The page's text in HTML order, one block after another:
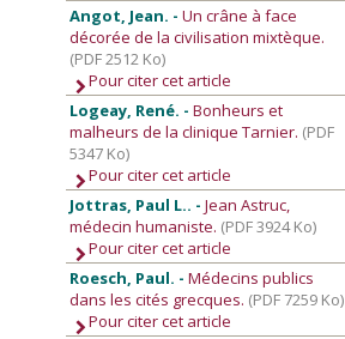
Angot, Jean. -Un crâne à face
décorée de la civilisation mixtèque.
(PDF 2512 Ko)
Pour citer cet article
Logeay, René. -Bonheurs et
malheurs de la clinique Tarnier. (PDF
5347 Ko)
Pour citer cet article
Jottras, Paul L.. -Jean Astruc,
médecin humaniste. (PDF 3924 Ko)
Pour citer cet article
Roesch, Paul. -Médecins publics
dans les cités grecques. (PDF 7259 Ko)
Pour citer cet article